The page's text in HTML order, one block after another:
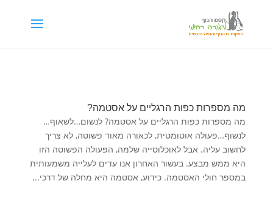
דילוג לתוכן
מה מספרות כפות הרגליים על אסטמה?
מה מספרות כפות הרגליים על אסטמה? לנשום…לשאוף…
לנשוף…פעולה אוטומטית, לכאורה מאוד פשוטה, לא צריך
לחשוב עליה. אבל לאוכלוסייה שלמה, הפעולה הפשוטה הזו
היא ממש מבצע. בעשור האחרון אנו עדים לעלייה משמעותית
במספר חולי האסטמה. כידוע, אסטמה היא מחלה של דרכי...